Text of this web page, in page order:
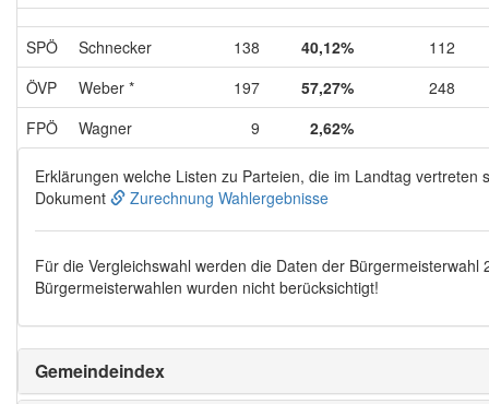
SPÖ Schnecker 138 40,12%
112
ÖVP
Weber * 197 57,27%
248
FPÖ
Wagner 9 2,62%
Erklärungen welche Listen zu Parteien, die im Landtag vertreten
Dokument
Zurechnung Wahlergebnisse
Für die Vergleichswahl werden die Daten der Bürgermeisterwahl
Bürgermeisterwahlen wurden nicht berücksichtigt!
Gemeindeindex